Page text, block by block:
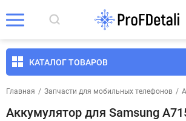
КАТАЛОГ ТОВАРОВ
Главная / Запчасти для мобильных телефонов /
Аккумулятор для Samsung